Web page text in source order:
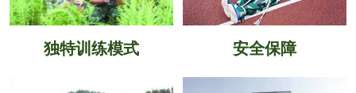
独特训练模式 安全保障